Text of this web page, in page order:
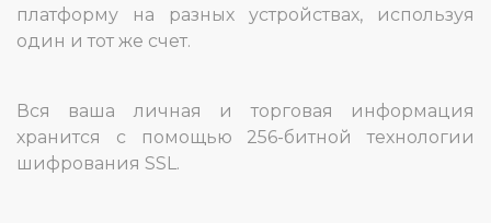
платформу на разных устройствах, используя
один и тот же счет.
Вся ваша личная и торговая информация
хранится с помощью 256-битной технологии
шифрования SSL.